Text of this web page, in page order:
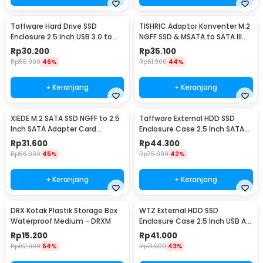
Taffware Hard Drive SSD
Enclosure 2.5 Inch USB 3.0 to
USB Micro B 3.0 - WX537
Rp30.200
Rp55.900 46%
+ Keranjang
TISHRIC Adaptor Konventer M.2
NGFF SSD & MSATA to SATA III
2.5 Inch - N-2513
Rp35.100
Rp61.900 44%
+ Keranjang
XIEDE M.2 SATA SSD NGFF to 2.5
Inch SATA Adapter Card
Enclosure 7mm - M2N25
Rp31.600
Rp56.900 45%
+ Keranjang
Taffware External HDD SSD
Enclosure Case 2.5 Inch SATA
USB 3.0 - YPH-119
Rp44.300
Rp75.900 42%
+ Keranjang
DRX Kotak Plastik Storage Box
Waterproof Medium - DRXM
Rp15.200
Rp32.900 54%
WTZ External HDD SSD
Enclosure Case 2.5 Inch USB A
to USB Type C 3.1 - WTZ-31
Rp41.000
Rp71.900 43%